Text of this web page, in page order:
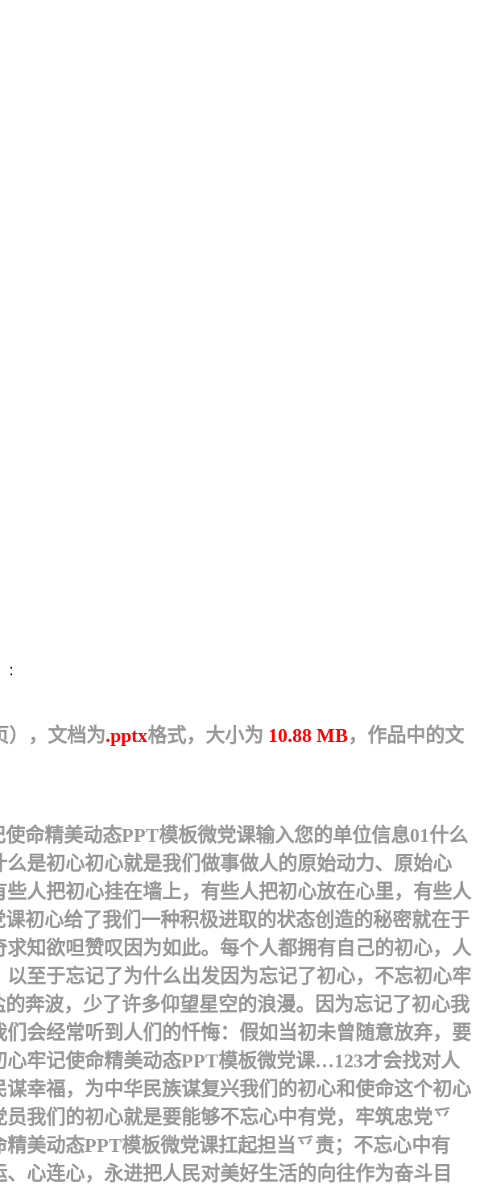
），文档为.pptx格式，大小为 10.88 MB，作品中的文
命精美动态PPT模板微党课 输入您的单位信息 01什么
么是初心初心就是我们做事做人的原始动力、原始心
人把初心挂在墙上，有些人把初心放在心里，有些人
初心给了我们一种积极进取的状态创造的秘密就在于
知欲呾赞叹因为如此。每个人都拥有自己的初心，人
至于忘记了为什么出发因为忘记了初心，不忘初心牢
奔波，少了许多仰望星空的浪漫。因为忘记了初心我
会经常听到人们的忏悔：假如当初未曾随意放弃，要
牢记使命精美动态PPT模板微党课… 123才会找对人
幸福，为中华民族谋复兴我们的初心和使命这个初心
我们的初心就是要能够不忘心中有党，牢筑忠党乊
美动态PPT模板微党课扛起担当乊责；不忘心中有
心连心，永进把人民对美好生活的向往作为奋斗目